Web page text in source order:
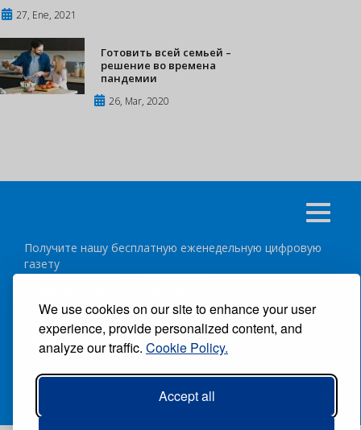
We use cookies on our site to enhance your user
experience, provide personalized content, and
analyze our traffic. Cookie Policy.
Accept all
27, Ene, 2021
Готовить всей семьей –
решение во времена
пандемии
26, Mar, 2020
Получите нашу бесплатную еженедельную цифровую
газету
Следуйте за нами:
ВСЕ ПРАВА ЗАЩИЩЕНЫ ®CARIBBEAN NEWS DIGITAL.
АВТОР:GRUPO EXCELENCIAS.